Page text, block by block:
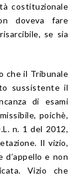
costituzionale
doveva fare
se sia
che il Tribunale
sussistente il
di esami
poichè,
n. 1 del 2012,
Il vizio,
d’appello e non
Vizio che